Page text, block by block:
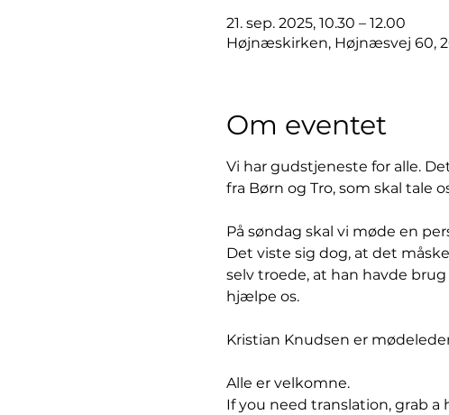
21. sep. 2025, 10.30 – 12.00
Højnæskirken, Højnæsvej 60,
Om eventet
Vi har gudstjeneste for alle.
fra Børn og Tro, som skal tale
På søndag skal vi møde en
Det viste sig dog, at det
selv troede, at han havde brug
hjælpe os.
Kristian Knudsen er
Alle er velkomne.
If you need translation, grab a